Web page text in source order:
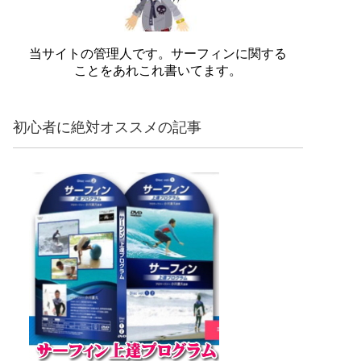
当サイトの管理人です。サーフィンに関する
ことをあれこれ書いてます。
初心者に絶対オススメの記事